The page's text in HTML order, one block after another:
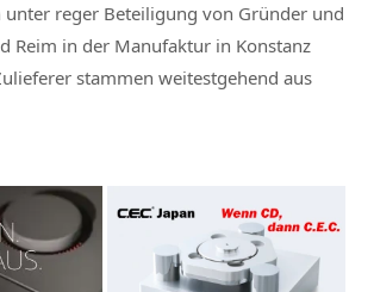
reger Beteiligung von Gründer und
Reim in der Manufaktur in Konstanz
stammen weitestgehend aus